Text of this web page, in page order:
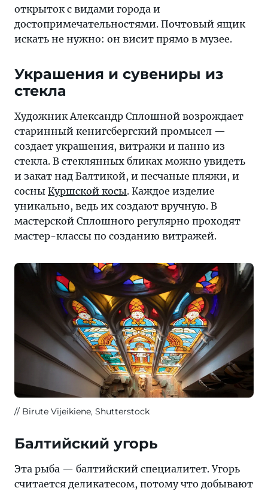
открыток с видами города и
достопримечательностями. Почтовый ящик
искать не нужно: он висит прямо в музее.
Украшения и сувениры из
стекла
Художник Александр Сплошной возрождает
старинный кенигсбергский промысел —
создает украшения, витражи и панно из
стекла. В стеклянных бликах можно увидеть
и закат над Балтикой, и песчаные пляжи, и
сосны Куршской косы. Каждое изделие
уникально, ведь их создают вручную. В
мастерской Сплошного регулярно проходят
мастер-классы по созданию витражей.
Birute Vijeikiene, Shutterstock
Балтийский угорь
Эта рыба — балтийский специалитет. Угорь
считается деликатесом, потому что добывают